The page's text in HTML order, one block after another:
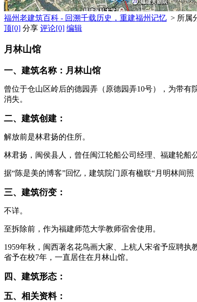
福州老建筑百科 - 回溯千载历史，重建福州记忆 > 所属
顶[0] 分享 评论[0] 编辑
月林山馆
一、建筑名称：月林山馆
曾位于仓山区岭后的德园弄（原德园弄10号），为带
消失。
二、建筑创建：
解放前是林君扬的住所。
林君扬，闽侯县人，曾任闽江轮船公司经理、福建轮船
据“陈是美的博客”回忆，建筑院门原有楹联“月明林间
三、建筑衍变：
不详。
至拆除前，作为福建师范大学教师宿舍使用。
1959年秋，闽西著名花鸟画大家、上杭人宋省予应聘
省予在校7年，一直居住在月林山馆。
四、建筑形态：
五、相关资料：